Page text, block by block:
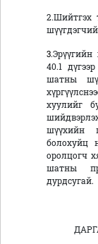
2.Шийтгэх
3
40.1
шатны
хуулийг
шүүхийн
болохуйц
оролцогч
шатны
дурдсугай.